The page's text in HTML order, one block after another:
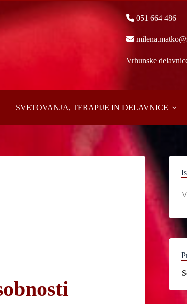
051 664 486
Vrhunske
SVETOVANJA, TERAPIJE IN DELAVNICE